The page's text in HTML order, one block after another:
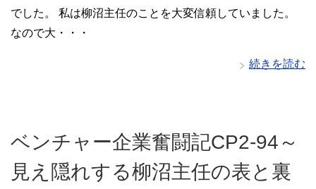
でした。 私は柳沼主任のことを大変信頼していました。
なので大・・・
続きを読む
ベンチャー企業奮闘記CP2-94～
見え隠れする柳沼主任の表と裏